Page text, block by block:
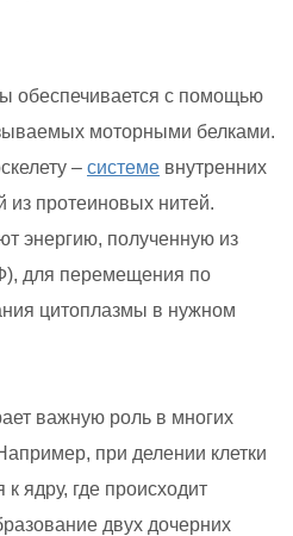
обеспечивается с помощью
моторными белками.
– системе внутренних
из протеиновых нитей.
энергию, полученную из
для перемещения по
цитоплазмы в нужном
важную роль в многих
при делении клетки
ядру, где происходит
двух дочерних